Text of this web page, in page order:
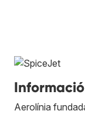
Aerolínia